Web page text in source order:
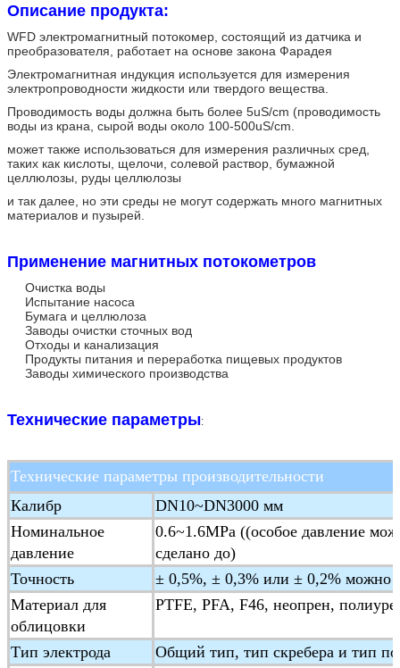
Описание продукта:
WFD электромагнитный потокомер, состоящий из датчика и
преобразователя, работает на основе закона Фарадея
Электромагнитная индукция используется для измерения
электропроводности жидкости или твердого вещества.
Проводимость воды должна быть более 5uS/cm (проводимость
воды из крана, сырой воды около 100-500uS/cm.
может также использоваться для измерения различных сред,
таких как кислоты, щелочи, солевой раствор, бумажной
целлюлозы, руды целлюлозы
и так далее, но эти среды не могут содержать много магнитных
материалов и пузырей.
Применение магнитных потокометров
Очистка воды
Испытание насоса
Бумага и целлюлоза
Заводы очистки сточных вод
Отходы и канализация
Продукты питания и переработка пищевых продуктов
Заводы химического производства
Технические параметры:
Технические параметры производительности
Калибр
DN10~DN3000 мм
Номинальное
давление
0.6~1.6MPa ((особое давление
сделано до)
Точность
± 0,5%, ± 0,3% или ± 0,2% можно
Материал для
облицовки
PTFE, PFA, F46, неопрен,
Тип электрода Общий тип, тип скребера и тип